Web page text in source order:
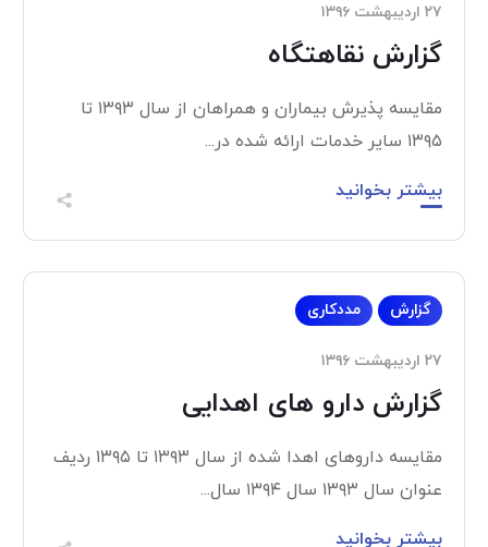
۲۷ اردیبهشت ۱۳۹۶
گزارش نقاهتگاه
مقایسه پذیرش بیماران و همراهان از سال ۱۳۹۳ تا
۱۳۹۵ سایر خدمات ارائه شده در...
بیشتر بخوانید
گزارش مددکاری
۲۷ اردیبهشت ۱۳۹۶
گزارش دارو های اهدایی
مقایسه داروهای اهدا شده از سال ۱۳۹۳ تا ۱۳۹۵ ردیف
عنوان سال ۱۳۹۳ سال ۱۳۹۴ سال...
بیشتر بخوانید